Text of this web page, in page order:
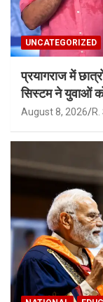
UNCATEGORIZED
प्रयागराज में
सिस्टम ने युवाओं
August 8, 2026